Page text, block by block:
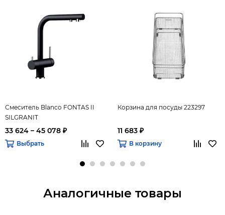
Смеситель Blanco FONTAS II
SILGRANIT
33 624 – 45 078 ₽
Выбрать
Корзина для посуды 223297
11 683 ₽
В корзину
Аналогичные товары